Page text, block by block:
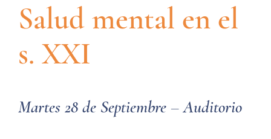
Salud mental en el
s. XXI
Martes 28 de Septiembre – Auditorio